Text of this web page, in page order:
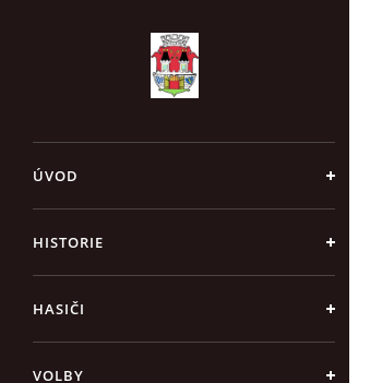
ÚVOD
HISTORIE
HASIČI
VOLBY